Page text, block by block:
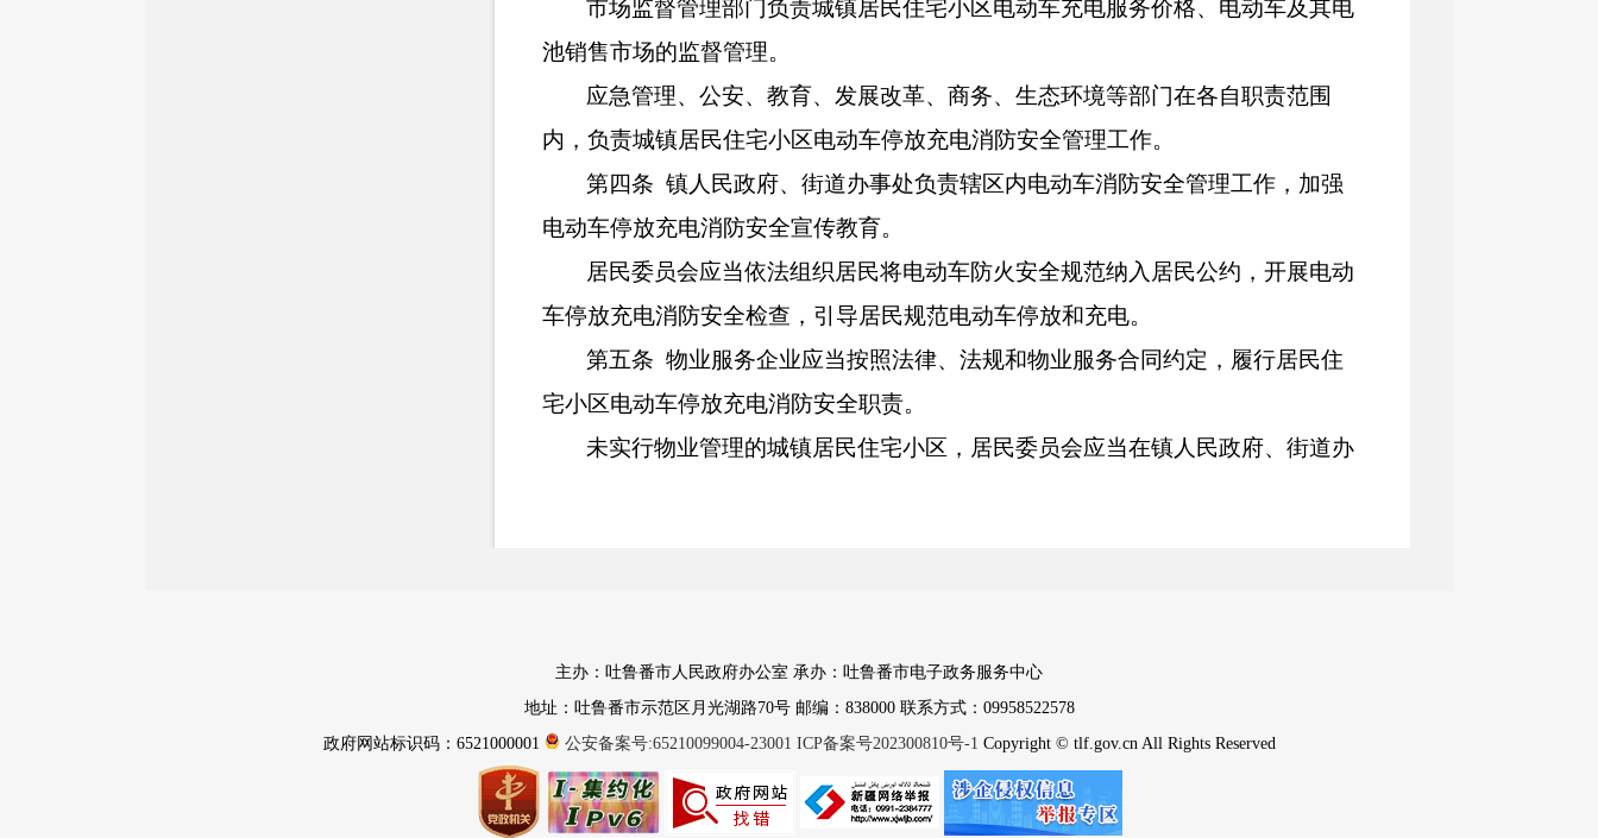
市场监督管理部门负责城镇居民住宅小区电动车充电服务价格、 电动车及其电
池销售市场的监督管理。
应急管理、公安、教育、 发展改革、商务、生态环境等部门在各自职责范围
内，负责城镇居民住宅小区电动车停放充电消防安全管理工作。
第四条镇人民政府、街道办事处负责辖区内电动车消防安全管理工作，加强
电动车停放充电消防安全宣传教育。
居民委员会应当依法组织居民将电动车防火安全规范纳入居民公约，开展电动
车停放充电消防安全检查， 引导居民规范电动车停放和充电。
第五条物业服务企业应当按照法律、法规和物业服务合同约定 ，履行居民住
宅小区电动车停放充电消防安全职责。
未实行物业管理的城镇居民住宅小区，居民委员会应当在镇人民政府、街道办
放充电场所， 因客观条件 限制 无法在住宅小区设置的，按照便民
置。
鼓励 、引导社会资本参与电动车集中 停放充电场所的建设、运营和维护
安装电梯智能监测报警系统，防止携带电动车或者其电池进入电梯轿厢。
主办：吐鲁番市人民政府办公室 承办：吐鲁番市电子政务服务中心
地址：吐鲁番市示范区月光湖路70号 邮编：838000 联系方式：09958522578
政府网站标识码：6521000001
公安备案号:65210099004-23001 ICP备案号202300810号-1 Copyright © tlf.gov.cn All Rights Reserved